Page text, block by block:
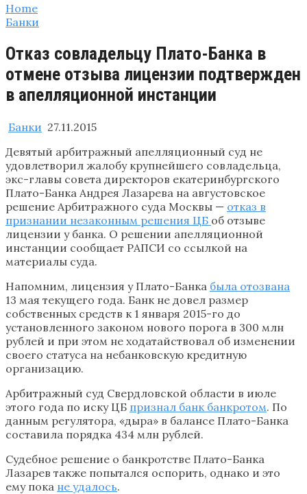
Home
Банки
Отказ совладельцу Плато-Банка в
отмене отзыва лицензии подтвержден
в апелляционной инстанции
Банки 27.11.2015
Девятый арбитражный апелляционный суд не
удовлетворил жалобу крупнейшего совладельца,
экс-главы совета директоров екатеринбургского
Плато-Банка Андрея Лазарева на августовское
решение Арбитражного суда Москвы — отказ в
признании незаконным решения ЦБ об отзыве
лицензии у банка. О решении апелляционной
инстанции сообщает РАПСИ со ссылкой на
материалы суда.
Напомним, лицензия у Плато-Банка была отозвана
13 мая текущего года. Банк не довел размер
собственных средств к 1 января 2015-го до
установленного законом нового порога в 300 млн
рублей и при этом не ходатайствовал об изменении
своего статуса на небанковскую кредитную
организацию.
Арбитражный суд Свердловской области в июле
этого года по иску ЦБ признал банк банкротом. По
данным регулятора, «дыра» в балансе Плато-Банка
составила порядка 434 млн рублей.
Судебное решение о банкротстве Плато-Банка
Лазарев также попытался оспорить, однако и это
ему пока не удалось.